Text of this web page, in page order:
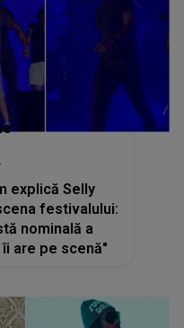
explică Selly
festivalului:
nominală a
are pe scenă"